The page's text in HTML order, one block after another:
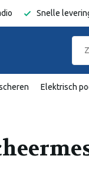
Snelle
Elektrisch